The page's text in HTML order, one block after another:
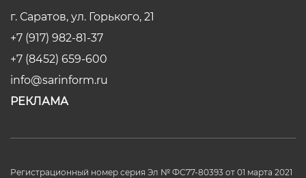
г. Саратов, ул. Горького, 21
+7 (917) 982-81-37
+7 (8452) 659-600
info@sarinform.ru
РЕКЛАМА
Регистрационный номер серия Эл № ФС77-80393 от 01 марта 2021